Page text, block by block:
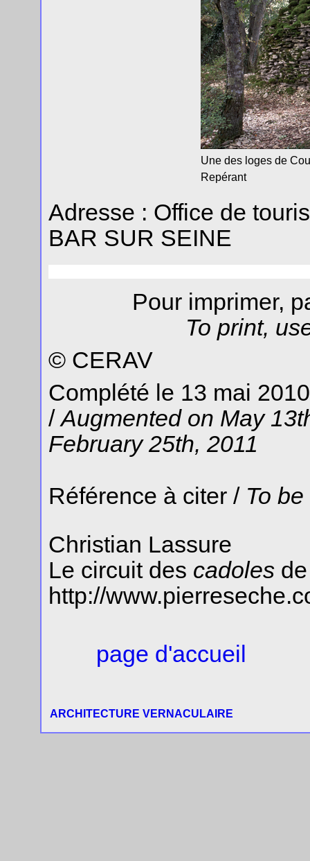
Une des loges de
Repérant
Adresse : Office de
BAR SUR SEINE
Pour imprimer,
To print,
© CERAV
Complété le 13 mai
/Augmented on May
February 25th, 2011
Référence à citer / To
Christian Lassure
Le circuit des cadoles
http://
page d'accueil
ARCHITECTURE VERNACULAIRE